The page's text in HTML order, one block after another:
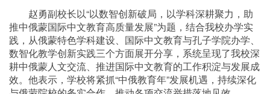
赵勇副校长以“以数智创新破局，以学科深耕聚力，助
推中俄蒙国际中文教育高质量发展”为题，结合我校办学实
践，从俄蒙特色学科建设、国际中文教育与孔子学院办学、
数智化教学创新实践三个方面展开分享，系统呈现了我校深
耕中俄蒙人文交流、推进国际中文教育的工作积淀与发展成
效。他表示，学校将紧抓“中俄教育年”发展机遇，持续深化